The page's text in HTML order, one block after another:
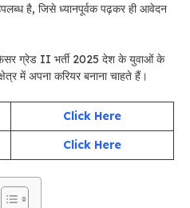
है, जिसे ध्यानपूर्वक पढ़कर ही आवेदन
ग्रेड II भर्ती 2025 देश के युवाओं के
में अपना करियर बनाना चाहते हैं।
Click Here
Click Here